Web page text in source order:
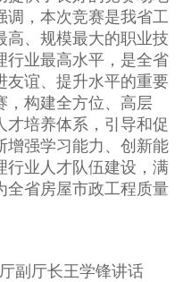
调，本次竞赛是我省工
高、规模最大的职业技
行业最高水平，是全省
友谊、提升水平的重要
，构建全方位、高层
才培养体系，引导和促
增强学习能力、创新能
行业人才队伍建设，满
全省房屋市政工程质量
副厅长王学锋讲话